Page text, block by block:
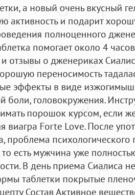
а новый очень вкусный
активность и подарит
полноценного
помогает около 4
отзывы о дженериках
переносимость
эффекты в виде
боли, головокружения.
порошок курсом, если
виагра Forte Love. После
проблема
есть мужчина уже
В день приема Сиалиса
таблетки покрытые
Состав Активное